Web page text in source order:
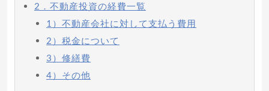
2．不動産投資の経費一覧
1）不動産会社に対して支払う費用
2）税金について
3）修繕費
4）その他